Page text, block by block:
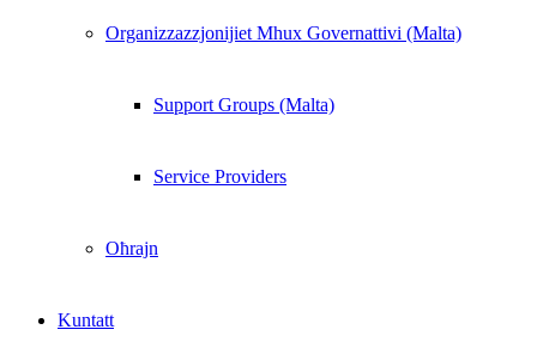
Organizzazzjonijiet Mhux Governattivi (Malta)
Support Groups (Malta)
Service Providers
Oħrajn
Kuntatt